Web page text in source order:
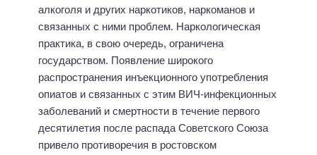
алкоголя и других наркотиков, наркоманов и
связанных с ними проблем. Наркологическая
практика, в свою очередь, ограничена
государством. Появление широкого
распространения инъекционного употребления
опиатов и связанных с этим ВИЧ-инфекционных
заболеваний и смертности в течение первого
десятилетия после распада Советского Союза
привело противоречия в ростовском